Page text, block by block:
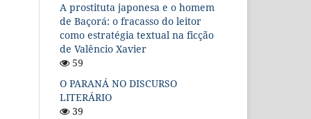
A prostituta japonesa e o homem
de Baçorá: o fracasso do leitor
como estratégia textual na ficção
de Valêncio Xavier
59
O PARANÁ NO DISCURSO
LITERÁRIO
39